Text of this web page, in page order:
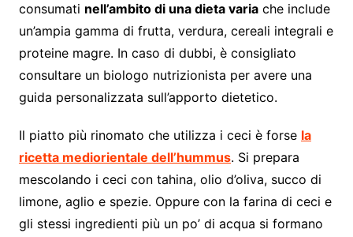
consumati nell’ambito di una dieta variache include
un’ampia gamma di frutta, verdura, cereali integrali e
proteine magre. In caso di dubbi, è consigliato
consultare un biologo nutrizionista per avere una
guida personalizzata sull’apporto dietetico.
Il piatto più rinomato che utilizza i ceci è forse la
ricetta mediorientale dell’hummus. Si prepara
mescolando i ceci con tahina, olio d’oliva, succo di
limone, aglio e spezie. Oppure con la farina di ceci e
gli stessi ingredienti più un po’ di acqua si formano